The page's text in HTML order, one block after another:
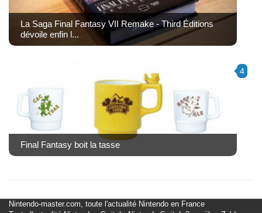
La Saga Final Fantasy VII Remake - Third Éditions
dévoile enfin l...
4
Final Fantasy boit la tasse
Nintendo-master.com, toute l'actualité Nintendo en France